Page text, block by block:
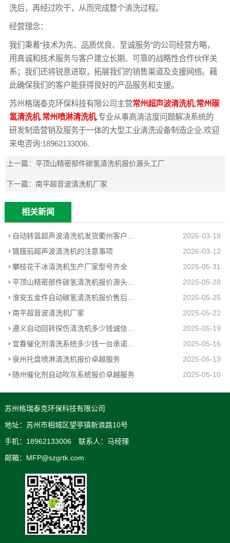
洗后，再经过吹干，从而完成整个清洗过程。
经营理念：
我们秉着“技术为先、品质优良、至诚服务”的公司经营方略，
用真诚和技术服务与客户建立长期、可靠的战略性合作伙伴关
系；我们还将锐意进取，拓展我们的销售渠道及支援网络。藉
此确保我们的客户能获得良好的产品服务和支援。
苏州格瑞泰克环保科技有限公司主营常州超声波清洗机,常州碳
氢清洗机,常州喷淋清洗机,专业从事高清洁度问题解决系统的
研发制造营销及服务于一体的大型工业清洗设备制造企业.欢迎
来电咨询:18962133006.
上一篇：平顶山精密部件碳氢清洗机报价源头工厂
下一篇：南平超音波清洗机厂家
相关新闻
2026-03-18
镀膜前超声波清洗机的注意事项
2026-03-12
攀枝花干冰清洗机生产厂家型号齐全
2025-05-31
平顶山精密部件碳氢清洗机报价源头工厂
2025-05-28
淮安五金件自动碳氢清洗机报价售后无忧
2025-05-25
南平超音波清洗机厂家
2025-05-22
遵义自动回转探伤清洗机多少钱诚信经营
2025-05-19
宜春催化剂清洗系统多少钱一台承诺守信
2025-05-16
泉州托盘喷淋清洗机报价卓越服务
2025-05-13
随州催化剂自动吹灰系统报价卓越服务
2025-05-10
苏州格瑞泰克环保科技有限公司
地址：苏州市相城区望亭镇新浪路10号
手机：18962133006 联系人：马经理
邮箱：MFP@szgrtk.com